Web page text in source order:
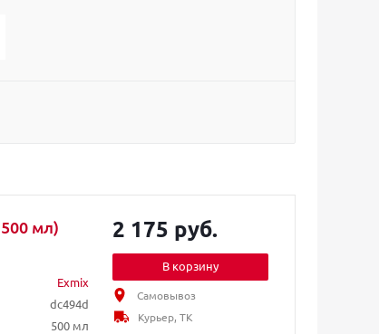
мл)
Exmix
dc494d
500 мл
2 175 руб.
В корзину
Самовывоз
Курьер, ТК